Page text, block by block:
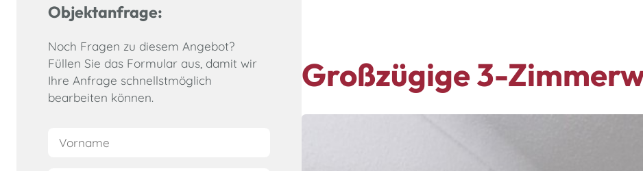
Objektanfrage:
Noch Fragen zu diesem Angebot?
Füllen Sie das Formular aus, damit wir
Ihre Anfrage schnellstmöglich
bearbeiten können.
Großzügige 3-